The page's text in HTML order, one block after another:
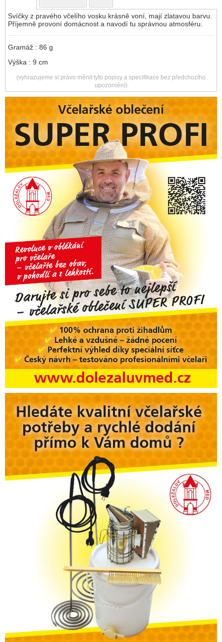
Svíčky z pravého včelího vosku krásně voní, mají zlatavou barvu.
Příjemně provoní domácnost a navodí tu správnou atmosféru.
Gramáž : 86 g
Výška : 9 cm
(vyhrazujeme si právo měnit tyto popisy a specifikace bez předchozího
upozornění)